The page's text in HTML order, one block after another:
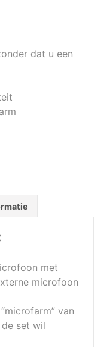
dat u een
met
microfoon
van
set wil